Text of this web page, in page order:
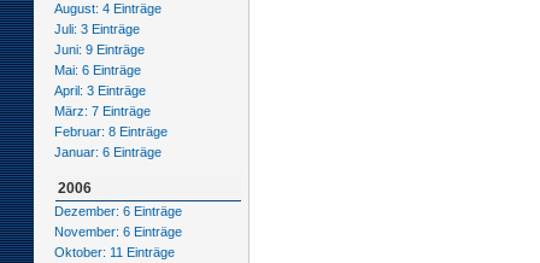
August: 4 Einträge
Juli: 3 Einträge
Juni: 9 Einträge
Mai: 6 Einträge
April: 3 Einträge
März: 7 Einträge
Februar: 8 Einträge
Januar: 6 Einträge
2006
Dezember: 6 Einträge
November: 6 Einträge
Oktober: 11 Einträge